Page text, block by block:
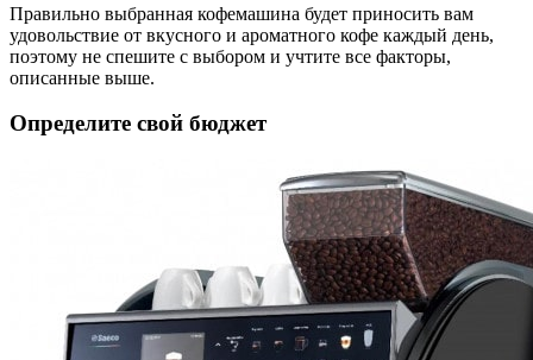
Правильно выбранная кофемашина будет приносить вам
удовольствие от вкусного и ароматного кофе каждый день,
поэтому не спешите с выбором и учтите все факторы,
описанные выше.
Определите свой бюджет